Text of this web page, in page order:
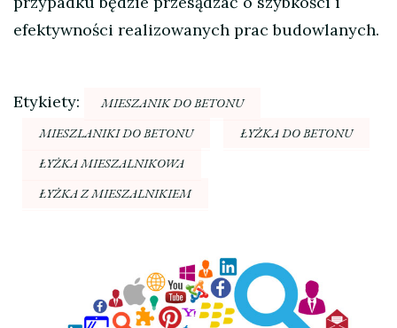
efektywności realizowanych prac budowlanych.
Etykiety:
MIESZANIK DO BETONU
MIESZLANIKI DO BETONU
ŁYŻKA DO BETONU
ŁYŻKA MIESZALNIKOWA
ŁYŻKA Z MIESZALNIKIEM
Nawigacja
wpisu